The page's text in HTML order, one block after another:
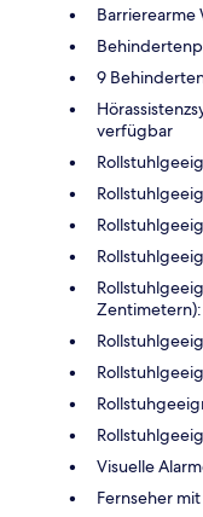
Barrierearme
9
verfügbar
Zentimetern):
Visuelle
Fernseher